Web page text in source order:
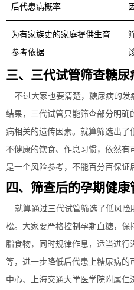
后代患病概率
为有家族史的家庭提供生育
参考依据
三、三代试管筛查糖尿
不过大家也要清楚，糖尿病的
结果，三代试管只能筛查部分明确
病相关的遗传因素。就算筛选出
不健康的饮食、作息习惯，依然有
是一个风险参考，不能百分百保证
四、筛查后的孕期健康
就算通过三代试管筛选了低风
松。大家要严格控制孕期血糖，保
脂食物，同时规律作息，适当进
等，进一步降低后代患上糖尿病的
中心、上海交通大学医学院附属